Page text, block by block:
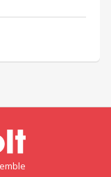
budgétaire
responsable de la
difficulté